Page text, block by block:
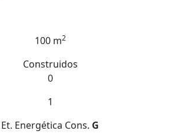
100 m2
Construidos
0
1
Et. Energética Cons. G